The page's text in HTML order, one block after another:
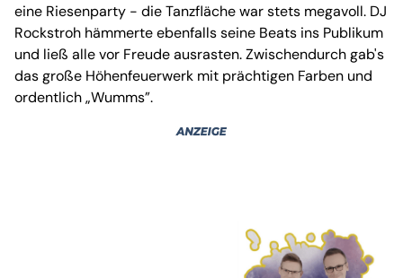
eine Riesenparty - die Tanzfläche war stets megavoll. DJ
Rockstroh hämmerte ebenfalls seine Beats ins Publikum
und ließ alle vor Freude ausrasten. Zwischendurch gab's
das große Höhenfeuerwerk mit prächtigen Farben und
ordentlich „Wumms”.